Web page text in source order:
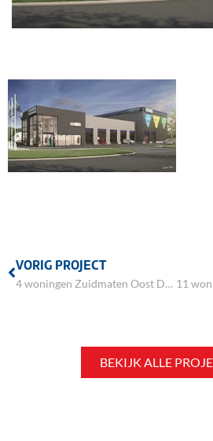
VORIG PROJECT
4 woningen Zuidmaten Oost Den Ham
BEKIJK ALLE